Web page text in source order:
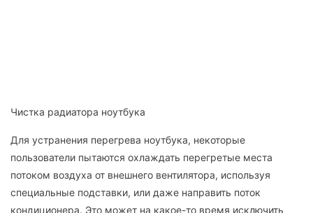
Чистка радиатора ноутбука
Для устранения перегрева ноутбука, некоторые
пользователи пытаются охлаждать перегретые места
потоком воздуха от внешнего вентилятора, используя
специальные подставки, или даже направить поток
кондиционера. Это может на какое-то время исключить